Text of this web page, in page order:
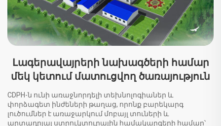
Լագերավայրերի նախագծերի համար
մեկ կետում մատուցվող ծառայություն
CDPH-ն ունի առաջնորդելի տեխնոլոգիաներ և
փորձագետ ինժեների թաղաց, որոնք բարեկարգ
լուծումներ է առաջարկում մոբայլ տուների և
արտադրյալ ստրուկտուրային համակարգերի համար՝